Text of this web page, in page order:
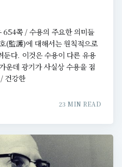
쪽 / 수용의 주요한 의미들
(監護)에 대해서는 원칙적으로
둔다. 이것은 수용이 다른 유용
운데 광기가 사실상 수용을 점
건강한
23 MIN READ